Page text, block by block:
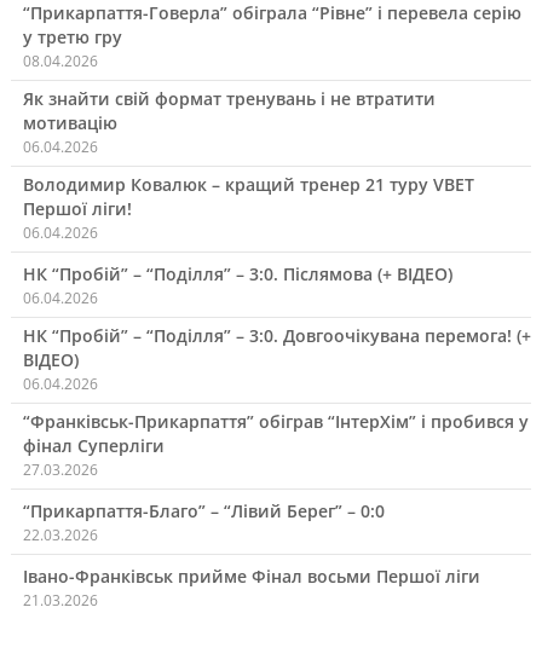
“Прикарпаття-Говерла” обіграла “Рівне” і перевела серію
у третю гру
08.04.2026
Як знайти свій формат тренувань і не втратити
мотивацію
06.04.2026
Володимир Ковалюк – кращий тренер 21 туру VBET
Першої ліги!
06.04.2026
НК “Пробій” – “Поділля” – 3:0. Післямова (+ ВІДЕО)
06.04.2026
НК “Пробій” – “Поділля” – 3:0. Довгоочікувана перемога! (+
ВІДЕО)
06.04.2026
“Франківськ-Прикарпаття” обіграв “ІнтерХім” і пробився у
фінал Суперліги
27.03.2026
“Прикарпаття-Благо” – “Лівий Берег” – 0:0
22.03.2026
Івано-Франківськ прийме Фінал восьми Першої ліги
21.03.2026